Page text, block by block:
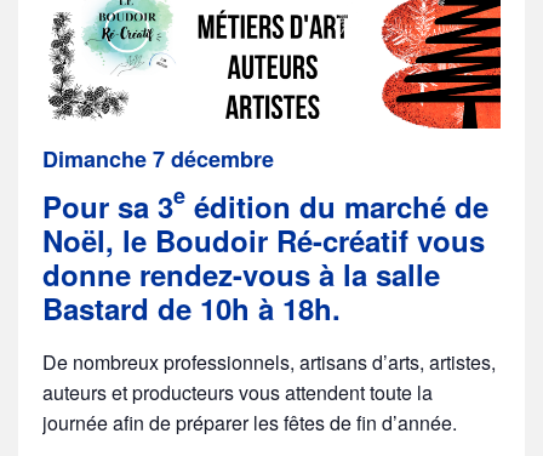
Dimanche 7 décembre
Pour sa 3e édition du marché de
Noël, le Boudoir Ré-créatif vous
donne rendez-vous à la salle
Bastard de 10h à 18h.
De nombreux professionnels, artisans d’arts, artistes,
auteurs et producteurs vous attendent toute la
journée afin de préparer les fêtes de fin d’année.